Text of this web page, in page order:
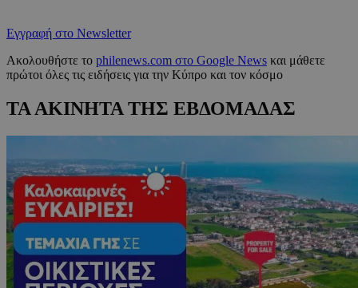
Εγγραφή στο Newsletter
Ακολουθήστε το philenews.com στο Google News και μάθετε
πρώτοι όλες τις ειδήσεις για την Κύπρο και τον κόσμο
ΤΑ ΑΚΙΝΗΤΑ ΤΗΣ ΕΒΔΟΜΑΔΑΣ